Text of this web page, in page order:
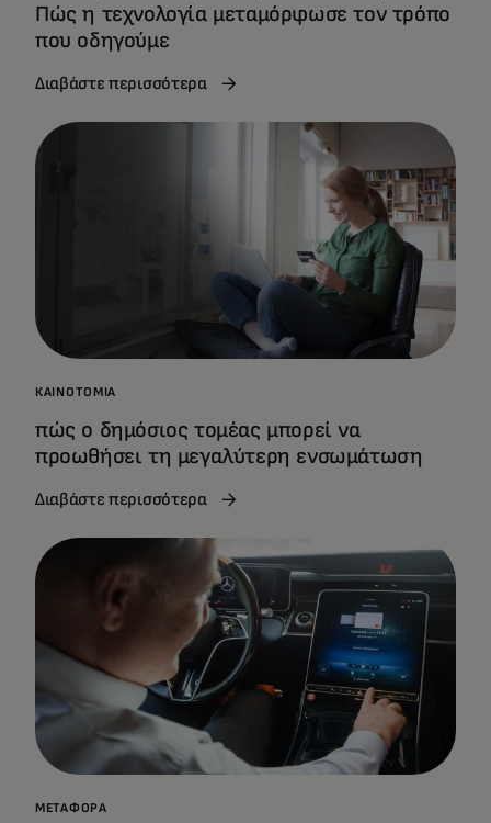
Πώς η τεχνολογία μεταμόρφωσε τον τρόπο
που οδηγούμε
Διαβάστε περισσότερα
ΚΑΙΝΟΤΟΜΊΑ
πώς ο δημόσιος τομέας μπορεί να
προωθήσει τη μεγαλύτερη ενσωμάτωση
Διαβάστε περισσότερα
ΜΕΤΑΦΟΡΆ